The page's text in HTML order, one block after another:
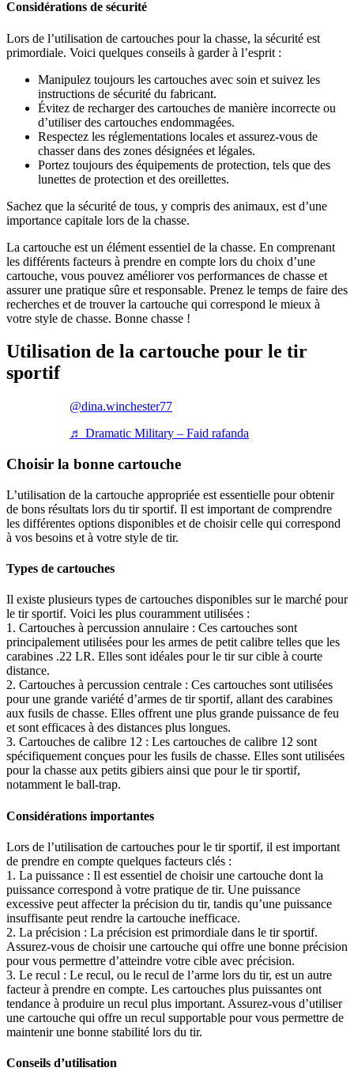
Considérations de sécurité
Lors de l’utilisation de cartouches pour la chasse, la sécurité est
primordiale. Voici quelques conseils à garder à l’esprit :
Manipulez toujours les cartouches avec soin et suivez les
instructions de sécurité du fabricant.
Évitez de recharger des cartouches de manière incorrecte ou
d’utiliser des cartouches endommagées.
Respectez les réglementations locales et assurez-vous de
chasser dans des zones désignées et légales.
Portez toujours des équipements de protection, tels que des
lunettes de protection et des oreillettes.
Sachez que la sécurité de tous, y compris des animaux, est d’une
importance capitale lors de la chasse.
La cartouche est un élément essentiel de la chasse. En comprenant
les différents facteurs à prendre en compte lors du choix d’une
cartouche, vous pouvez améliorer vos performances de chasse et
assurer une pratique sûre et responsable. Prenez le temps de faire des
recherches et de trouver la cartouche qui correspond le mieux à
votre style de chasse. Bonne chasse !
Utilisation de la cartouche pour le tir
sportif
@dina.winchester77
♬ Dramatic Military – Faid rafanda
Choisir la bonne cartouche
L’utilisation de la cartouche appropriée est essentielle pour obtenir
de bons résultats lors du tir sportif. Il est important de comprendre
les différentes options disponibles et de choisir celle qui correspond
à vos besoins et à votre style de tir.
Types de cartouches
Il existe plusieurs types de cartouches disponibles sur le marché pour
le tir sportif. Voici les plus couramment utilisées :
1. Cartouches à percussion annulaire : Ces cartouches sont
principalement utilisées pour les armes de petit calibre telles que les
carabines .22 LR. Elles sont idéales pour le tir sur cible à courte
distance.
2. Cartouches à percussion centrale : Ces cartouches sont utilisées
pour une grande variété d’armes de tir sportif, allant des carabines
aux fusils de chasse. Elles offrent une plus grande puissance de feu
et sont efficaces à des distances plus longues.
3. Cartouches de calibre 12 : Les cartouches de calibre 12 sont
spécifiquement conçues pour les fusils de chasse. Elles sont utilisées
pour la chasse aux petits gibiers ainsi que pour le tir sportif,
notamment le ball-trap.
Considérations importantes
Lors de l’utilisation de cartouches pour le tir sportif, il est important
de prendre en compte quelques facteurs clés :
1. La puissance : Il est essentiel de choisir une cartouche dont la
puissance correspond à votre pratique de tir. Une puissance
excessive peut affecter la précision du tir, tandis qu’une puissance
insuffisante peut rendre la cartouche inefficace.
2. La précision : La précision est primordiale dans le tir sportif.
Assurez-vous de choisir une cartouche qui offre une bonne précision
pour vous permettre d’atteindre votre cible avec précision.
3. Le recul : Le recul, ou le recul de l’arme lors du tir, est un autre
facteur à prendre en compte. Les cartouches plus puissantes ont
tendance à produire un recul plus important. Assurez-vous d’utiliser
une cartouche qui offre un recul supportable pour vous permettre de
maintenir une bonne stabilité lors du tir.
Conseils d’utilisation